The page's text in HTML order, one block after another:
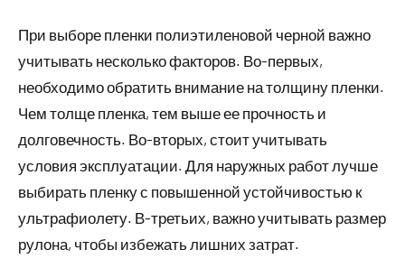
При выборе пленки полиэтиленовой черной важно
учитывать несколько факторов. Во-первых,
необходимо обратить внимание на толщину пленки.
Чем толще пленка, тем выше ее прочность и
долговечность. Во-вторых, стоит учитывать
условия эксплуатации. Для наружных работ лучше
выбирать пленку с повышенной устойчивостью к
ультрафиолету. В-третьих, важно учитывать размер
рулона, чтобы избежать лишних затрат.